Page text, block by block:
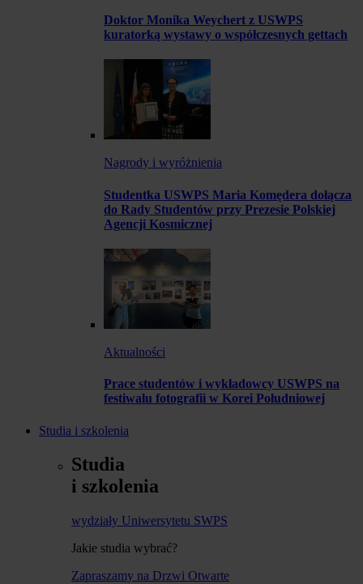
Doktor Monika Weychert z USWPS
kuratorką wystawy o współczesnych gettach
Nagrody i wyróżnienia
Studentka USWPS Maria Komędera dołącza
do Rady Studentów przy Prezesie Polskiej
Agencji Kosmicznej
Aktualności
Prace studentów i wykładowcy USWPS na
festiwalu fotografii w Korei Południowej
Studia i szkolenia
Studia
i szkolenia
wydziały Uniwersytetu SWPS
Jakie studia wybrać?
Zapraszamy na Drzwi Otwarte